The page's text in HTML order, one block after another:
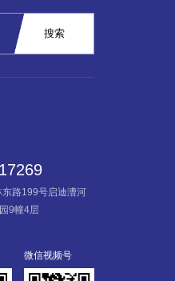
路199号启迪漕河
9幢4层
微信视频号